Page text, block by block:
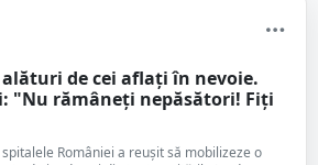
alături de cei aflați în nevoie.
"Nu rămâneți nepăsători! Fiți
României a reușit să mobilizeze o